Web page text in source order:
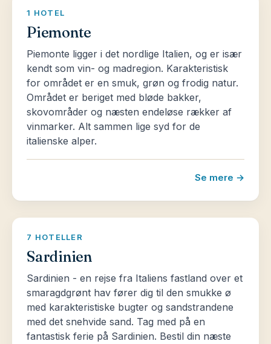
1 HOTEL
Piemonte
Piemonte ligger i det nordlige Italien, og er især
kendt som vin- og madregion. Karakteristisk
for området er en smuk, grøn og frodig natur.
Området er beriget med bløde bakker,
skovområder og næsten endeløse rækker af
vinmarker. Alt sammen lige syd for de
italienske alper.
Se mere →
7 HOTELLER
Sardinien
Sardinien - en rejse fra Italiens fastland over et
smaragdgrønt hav fører dig til den smukke ø
med karakteristiske bugter og sandstrandene
med det snehvide sand. Tag med på en
fantastisk ferie på Sardinien. Bestil din næste